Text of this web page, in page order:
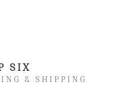
SIX
& SHIPPING